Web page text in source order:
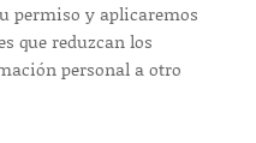
permiso y aplicaremos
que reduzcan los
personal a otro